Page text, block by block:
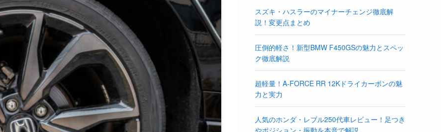
スズキ・ハスラーのマイナーチェンジ徹底解
説！変更点まとめ
圧倒的軽さ！新型BMW F450GSの魅力とスペッ
ク徹底解説
超軽量！A-FORCE RR 12Kドライカーボンの魅
力と実力
人気のホンダ・レブル250代車レビュー！足つき
やポジション・振動を本音で解説